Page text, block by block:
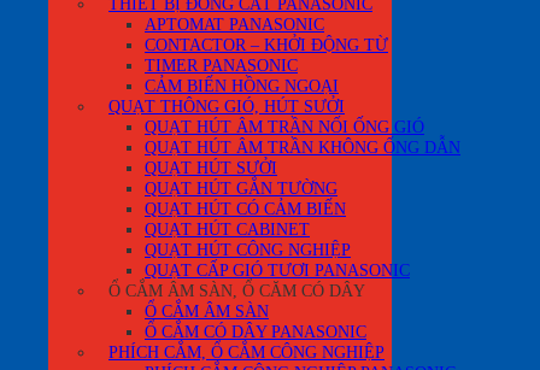
THIẾT BỊ ĐÓNG CẮT PANASONIC
APTOMAT PANASONIC
CONTACTOR – KHỞI ĐỘNG TỪ
TIMER PANASONIC
CẢM BIẾN HỒNG NGOẠI
QUẠT THÔNG GIÓ, HÚT SƯỞI
QUẠT HÚT ÂM TRẦN NỐI ỐNG GIÓ
QUẠT HÚT ÂM TRẦN KHÔNG ỐNG DẪN
QUẠT HÚT SƯỞI
QUẠT HÚT GẮN TƯỜNG
QUẠT HÚT CÓ CẢM BIẾN
QUẠT HÚT CABINET
QUẠT HÚT CÔNG NGHIỆP
QUẠT CẤP GIÓ TƯƠI PANASONIC
Ổ CẮM ÂM SÀN, Ổ CĂM CÓ DÂY
Ổ CẮM ÂM SÀN
Ổ CẮM CÓ DÂY PANASONIC
PHÍCH CẮM, Ổ CẮM CÔNG NGHIỆP